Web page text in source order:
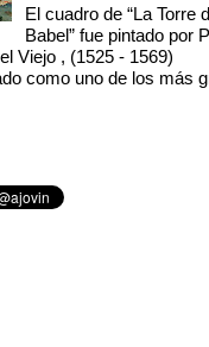
El cuadro de “La Torre
Babel” fue pintado por
Viejo , (1525 - 1569)
como uno de los más